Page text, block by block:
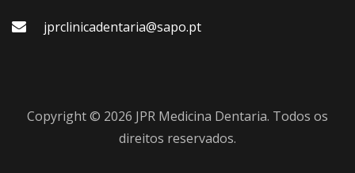
jprclinicadentaria@sapo.pt
Copyright © 2026 JPR Medicina Dentaria. Todos os
direitos reservados.